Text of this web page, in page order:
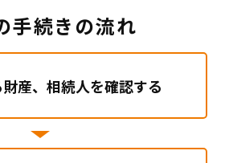
手続きの流れ
産、相続人を確認する